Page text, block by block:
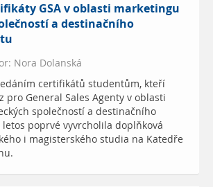
GSA v oblasti marketingu
a destinačního
Nora Dolanská
certifikátů studentům, kteří
pro General Sales Agenty v oblasti
společností a destinačního
poprvé vyvrcholila doplňková
i magisterského studia na Katedře